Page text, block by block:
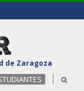
de Zaragoza